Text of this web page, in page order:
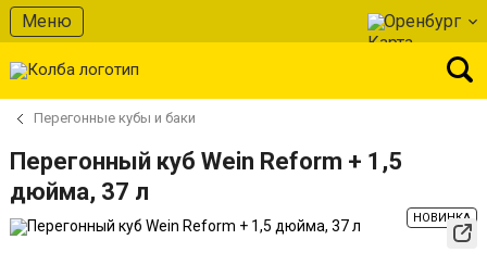
Меню Оренбург
Перегонные кубы и баки
Перегонный куб Wein Reform + 1,5
дюйма, 37 л
НОВИНКА